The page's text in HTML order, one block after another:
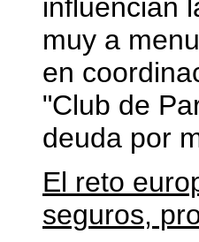
influencian
muy a
en
"Club de
deuda por
El reto
seguros,